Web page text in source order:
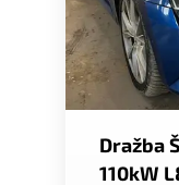
Dražba
110kW